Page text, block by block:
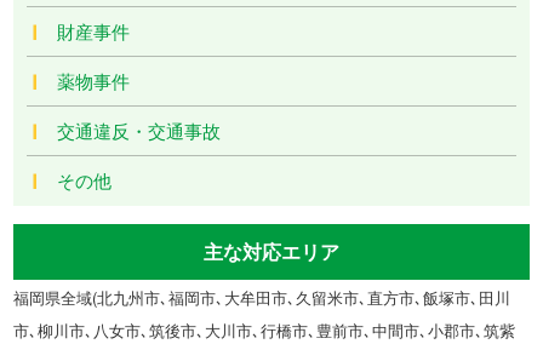
財産事件
薬物事件
交通違反・交通事故
その他
主な対応エリア
福岡県全域(北九州市､福岡市､大牟田市､久留米市､直方市､飯塚市､田川
市､柳川市､八女市､筑後市､大川市､行橋市､豊前市､中間市､小郡市､筑紫